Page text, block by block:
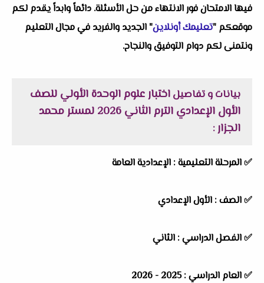
فيها الامتحان فور الانتهاء من حل الأسئلة. دائماً وابداً يقدم لكم
موقعكم "تعليمك أونلاين" الجديد والفريد في مجال التعليم
ونتمنى لكم دوام التوفيق والنجاح.
بيانات و تفاصيلاختبار علوم الوحدة الأولي للصف
الأول الإعدادي الترم الثاني 2026 لمستر محمد
الجزار:
✅المرحلة التعليمية : الإعدادية العامة
✅الصف : الأول الإعدادي
✅الفصل الدراسي : الثاني
✅العام الدراسي :2025 - 2026